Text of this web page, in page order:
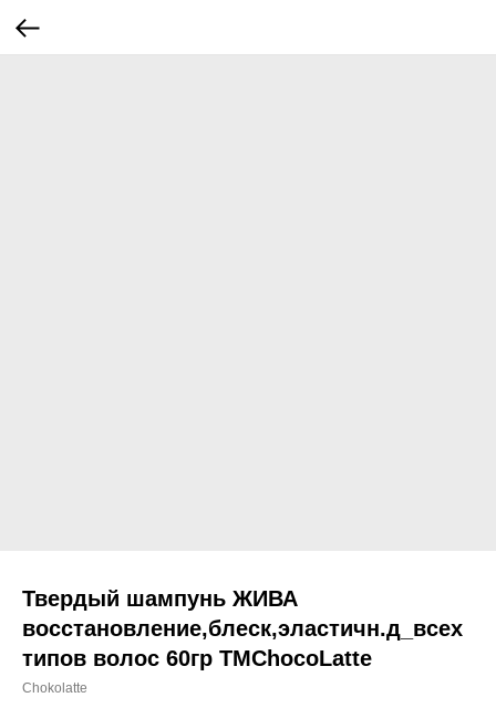
Твердый шампунь ЖИВА
восстановление,блеск,эластичн.д_всех
типов волос 60гр TMChocoLatte
Chokolatte